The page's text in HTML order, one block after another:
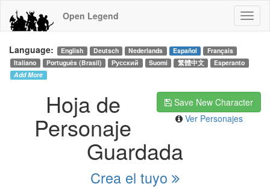
Open Legend
Language: English Deutsch Nederlands Español
Français
Italiano
Português (Brasil) Русский Suomi 繁體中文
Esperanto
Add More
Save New Character
Ver Personajes
Hoja de
Personaje
Guardada
Crea el tuyo